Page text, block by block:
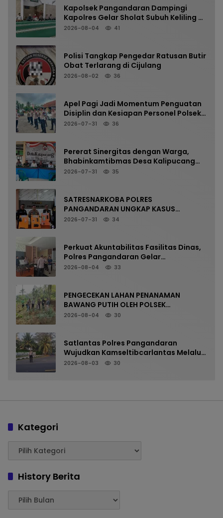
Kapolsek Pangandaran Dampingi
Kapolres Gelar Sholat Subuh Keliling di
Masjid Jami Al-Furqon, Pererat
2026-08-04 41
Polisi Tangkap Pengedar Ratusan Butir
Obat Terlarang di Cijulang
2026-08-02 36
Apel Pagi Jadi Momentum Penguatan
Disiplin dan Kesiapan Personel Polsek
Kalipucang
2026-07-31 36
Pererat Sinergitas dengan Warga,
Bhabinkamtibmas Desa Kalipucang
Ikuti Rangkaian Milangkala Desa ke-
2026-07-31 35
SATRESNARKOBA POLRES
PANGANDARAN UNGKAP KASUS
NARKOTIKA MELALUI PRESS RELEASE
2026-07-31 34
Perkuat Akuntabilitas Fasilitas Dinas,
Polres Pangandaran Gelar
Pemeriksaan Senpi Berkala
2026-08-04 33
PENGECEKAN LAHAN PENANAMAN
BAWANG PUTIH OLEH POLSEK
LANGKAPLANCAR DUKUNG PROGRAM
2026-08-04 30
Satlantas Polres Pangandaran
Wujudkan Kamseltibcarlantas Melalui
Pelayanan Arus Pagi
2026-08-03 30
Kategori
History Berita